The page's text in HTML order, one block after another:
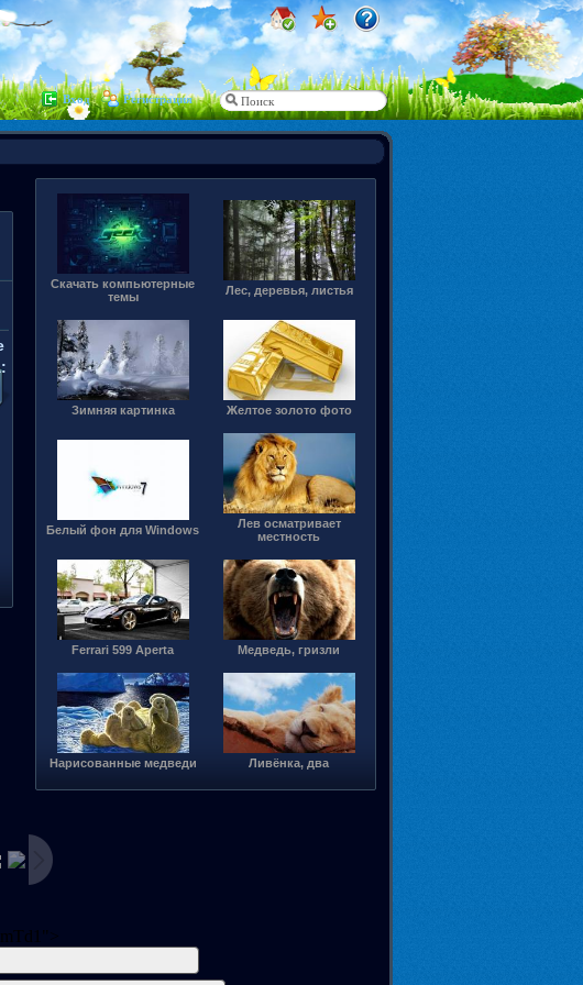
Вход Регистрация
Скачать компьютерные
темы
Лес, деревья, листья
Зимняя картинка Желтое золото фото
Белый фон для Windows
Лев осматривает
местность
Ferrari 599 Aperta Медведь, гризли
Нарисованные медведи Ливёнка, два